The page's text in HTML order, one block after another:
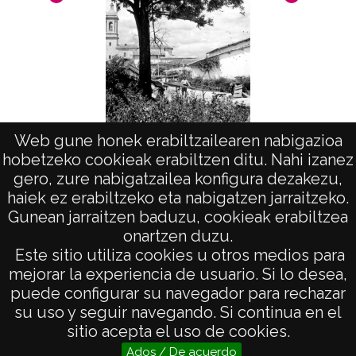
Web gune honek erabiltzailearen nabigazioa
hobetzeko cookieak erabiltzen ditu. Nahi izanez
gero, zure nabigatzailea konfigura dezakezu,
haiek ez erabiltzeko eta nabigatzen jarraitzeko.
Gunean jarraitzen baduzu, cookieak erabiltzea
onartzen duzu.
Este sitio utiliza cookies u otros medios para
mejorar la experiencia de usuario. Si lo desea,
puede configurar su navegador para rechazar
su uso y seguir navegando. Si continua en el
sitio acepta el uso de cookies.
Ados / De acuerdo
Notas
Nº de identificación: 6441 Positivo original:
Licencia de las imágenes
CC BY-NC-SA 4.0
Vista (ARRIAGA)
AVISO LEGAL
POLÍTICA DE PRIVACIDAD
ACCESIBILIDAD
ATENCIÓN CIUDADANA